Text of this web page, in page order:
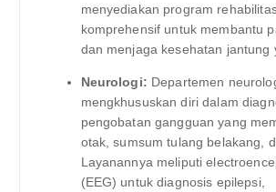
menyediakan program
komprehensif untuk membantu
dan menjaga kesehatan jantung
Neurologi: Departemen
mengkhususkan diri dalam
pengobatan gangguan yang
otak, sumsum tulang belakang,
Layanannya meliputi
(EEG) untuk diagnosis epilepsi,